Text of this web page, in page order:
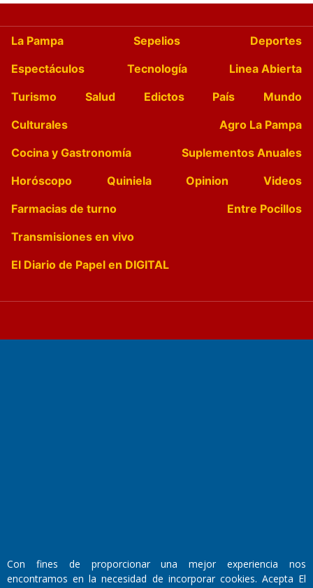
La Pampa Sepelios
Deportes
Espectáculos
Tecnología
Linea Abierta
Turismo
Salud Edictos País
Mundo
Culturales
Agro La Pampa
Cocina y Gastronomía
Suplementos Anuales
Horóscopo
Quiniela Opinion
Videos
Farmacias de turno
Entre Pocillos
Transmisiones en vivo
El Diario de Papel en DIGITAL
Con fines de proporcionar una mejor experiencia nos
encontramos en la necesidad de incorporar cookies. Acepta El